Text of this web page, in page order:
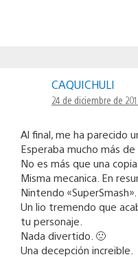
CAQUICHULI
24 de diciembre de
Al final, me ha parecido
Esperaba mucho más
No es más que una
Misma mecanica. En
Nintendo
Un lio tremendo que
tu personaje.
Nada divertido. 🙁
Una decepción increible.